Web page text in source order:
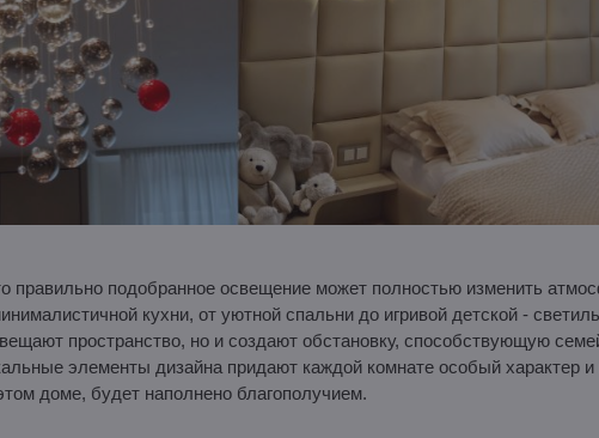
правильно подобранное освещение может полностью изменить
кухни, от уютной спальни до игривой детской -
пространство, но и создают обстановку, способствующую
элементы дизайна придают каждой комнате особый характер и
доме, будет наполнено благополучием.